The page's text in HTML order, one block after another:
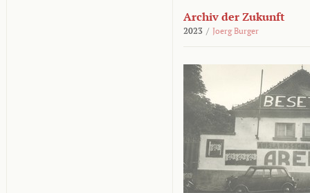
Archiv der Zukunft
2023 / Joerg Burger